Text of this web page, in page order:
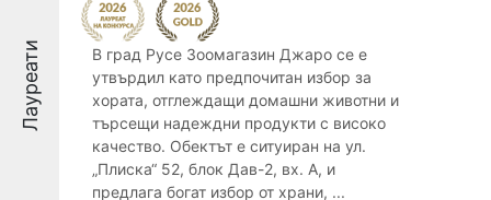
Лауреати
В град Русе Зоомагазин Джаро се е
утвърдил като предпочитан избор за
хората, отглеждащи домашни животни и
търсещи надеждни продукти с високо
качество. Обектът е ситуиран на ул.
„Плиска“ 52, блок Дав-2, вх. А, и
предлага богат избор от храни, ...